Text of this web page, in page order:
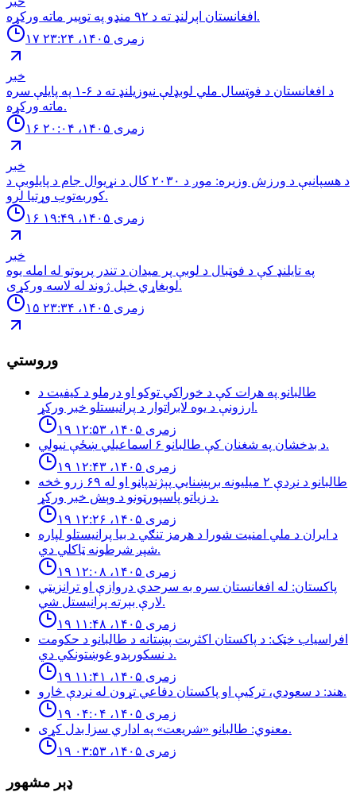
افغانستان اېرلنډ ته د ٩٢ منډو په توپیر ماته وركړه.
۱۷ زمری ۱۴۰۵، ۲۳:۲۴
خبر
د افغانستان د فوټسال ملي لوبډلې نیوزیلنډ ته د ۶-۱ په پایلې سره
ماته ورکړه.
۱۶ زمری ۱۴۰۵، ۲۰:۰۴
خبر
د هسپانیې د ورزش وزیره: موږ د ۲۰۳۰ کال د نړیوال جام د پایلوبې د
کوربه‌توب وړتیا لرو.
۱۶ زمری ۱۴۰۵، ۱۹:۴۹
خبر
په تایلنډ کې د فوټبال د لوبې پر میدان د تندر پرېوتو له امله یوه
لوبغاړي خپل ژوند له لاسه ورکړی.
۱۵ زمری ۱۴۰۵، ۲۳:۳۴
وروستي
طالبانو په هرات کې د خوراکي توکو او درملو د کیفیت د
ارزونې د یوه لابراتوار د پرانیستلو خبر ورکړ.
۱۹ زمری ۱۴۰۵، ۱۲:۵۳
د بدخشان په شغنان کې طالبانو ۶ اسماعیلي ښځې نیولي.
۱۹ زمری ۱۴۰۵، ۱۲:۴۳
طالبانو د نږدې ۲ میلیونه برېښنايي پېژندپاڼو او له ۶۹ زرو څخه
د زیاتو پاسپورټونو د وېش خبر ورکړ.
۱۹ زمری ۱۴۰۵، ۱۲:۲۶
د ایران د ملي امنیت شورا د هرمز تنګي د بیا پرانیستلو لپاره
شپږ شرطونه ټاکلي دي.
۱۹ زمری ۱۴۰۵، ۱۲:۰۸
پاکستان: له افغانستان سره به سرحدي دروازې او ترانزیټي
لارې بېرته پرانیستل شي.
۱۹ زمری ۱۴۰۵، ۱۱:۴۸
افراسیاب خټک: د پاکستان اکثریت پښتانه د طالبانو د حکومت
د نسکورېدو غوښتونکي دي.
۱۹ زمری ۱۴۰۵، ۱۱:۴۱
هند: د سعودي، تركيې او پاكستان دفاعي تړون له نږدې څارو.
۱۹ زمری ۱۴۰۵، ۰۴:۰۴
معنوي: طالبانو «شريعت» په اداري سزا بدل كړى.
۱۹ زمری ۱۴۰۵، ۰۳:۵۳
ډېر مشهور